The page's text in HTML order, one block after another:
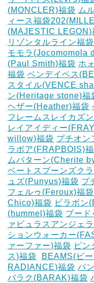
(MONCLER)福袋 ム
ィース福袋
(MAJESTIC LEGON)
リゾンタルライン福袋
モモラ(Jocomomola
(Paul Smith)福袋 ホ
福袋 ベンデイベス
スタイル(VENCE
ン(Heritage stone)福
ヘザー(Heather)福袋
フレームスレイカズ
レイアイディー
willow)福袋 プチオ
ラボア(FRAPBOIS)
ムパターン(Cherite
ベートスプーンズク
ュズ(Punyus)福袋 プ
フェルゥ(Feroux)福袋
Chico)福袋 ビラボン
(hummel)福袋 プー
ァビュラスアンジェ
ションウォーカー
ァーファー)福袋 ピ
ス)福袋
BEAMS(ビ
RADIANCE)福袋 パ
バラク(BARAK)福袋